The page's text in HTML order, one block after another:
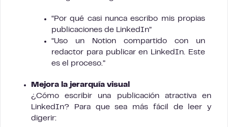
“Por qué casi nunca escribo mis propias
publicaciones de LinkedIn”
“Uso un Notion compartido con un
redactor para publicar en LinkedIn. Este
es el proceso.”
Mejora la jerarquía visual
¿Cómo escribir una publicación atractiva en
LinkedIn? Para que sea más fácil de leer y
digerir: